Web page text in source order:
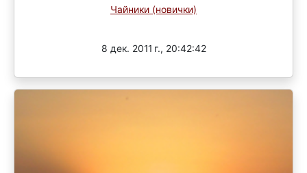
Чайники (новички)
8 дек. 2011 г., 20:42:42